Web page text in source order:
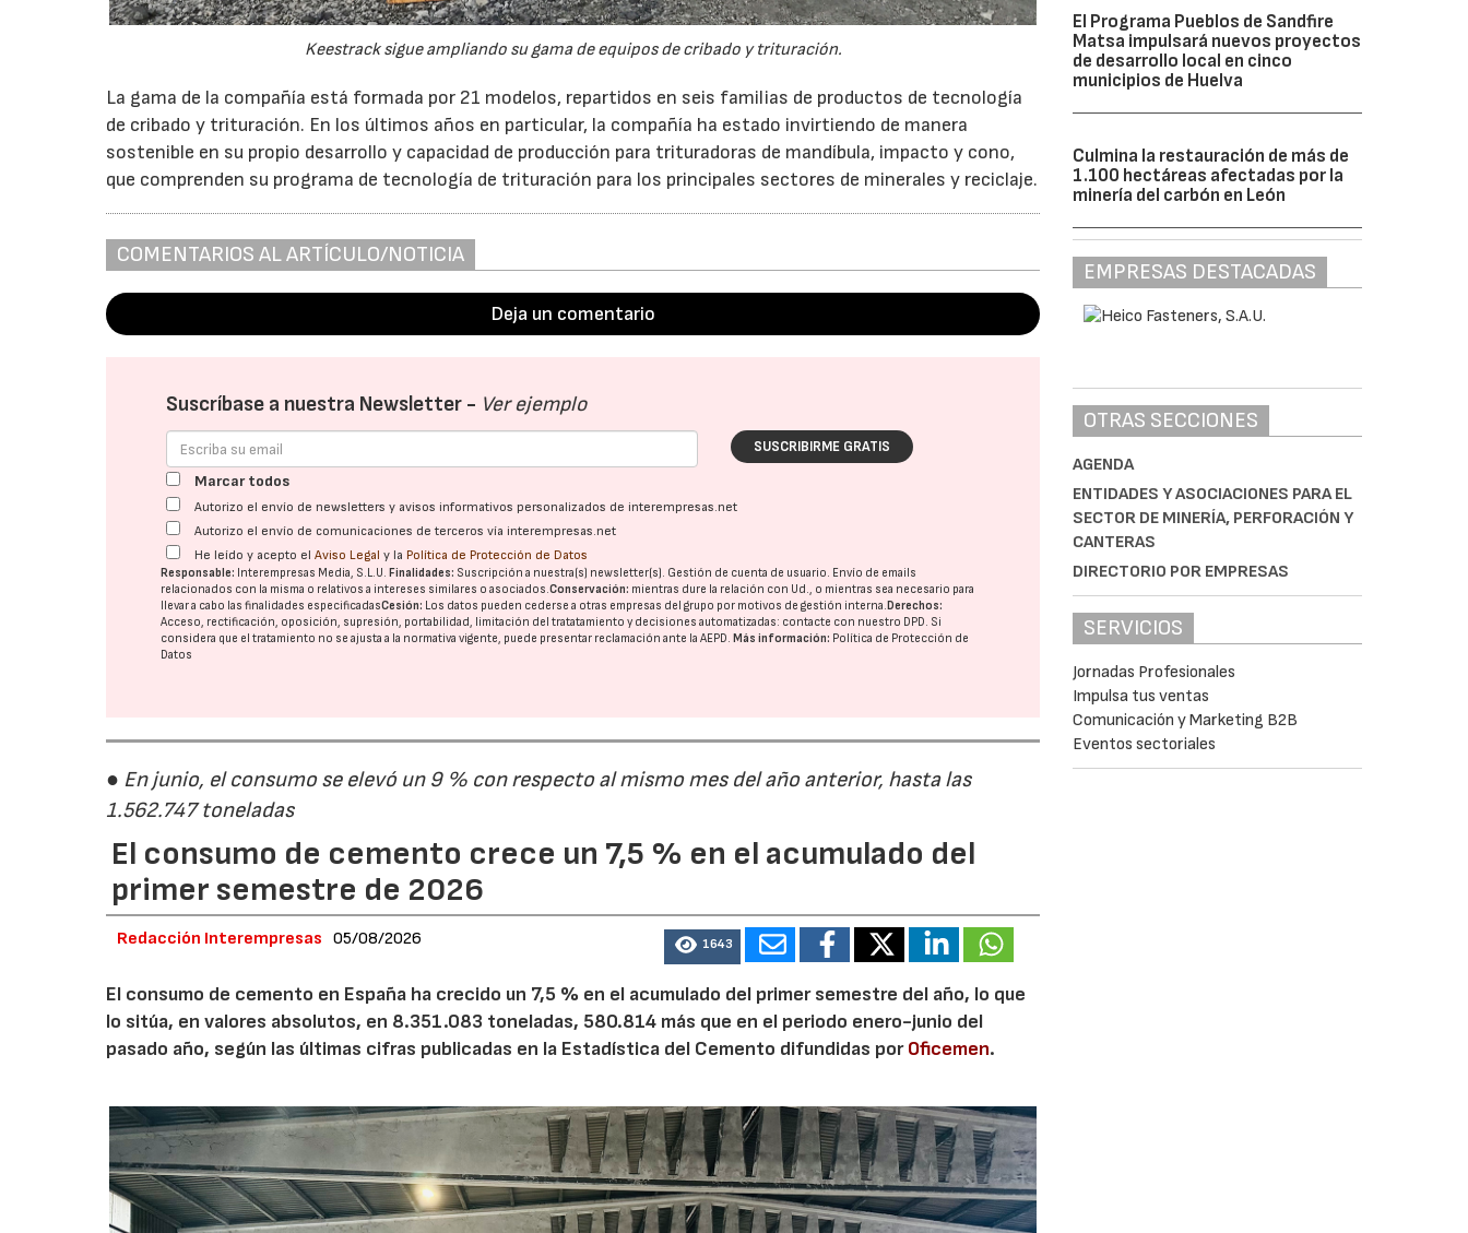
Keestrack sigue ampliando su gama de equipos de cribado y trituración.
La gama de la compañía está formada por 21 modelos, repartidos en seis familias de productos de tecnología
de cribado y trituración. En los últimos años en particular, la compañía ha estado invirtiendo de manera
sostenible en su propio desarrollo y capacidad de producción para trituradoras de mandíbula, impacto y cono,
que comprenden su programa de tecnología de trituración para los principales sectores de minerales y reciclaje.
COMENTARIOS AL ARTÍCULO/NOTICIA
Deja un comentario
Suscríbase a nuestra Newsletter - Ver ejemplo
SUSCRIBIRME GRATIS
Marcar todos
Autorizo el envío de newsletters y avisos informativos personalizados de interempresas.net
Autorizo el envío de comunicaciones de terceros vía interempresas.net
He leído y acepto elAviso Legal y la Política de Protección de Datos
Responsable: Interempresas Media, S.L.U. Finalidades: Suscripción a nuestra(s) newsletter(s). Gestión de cuenta de usuario. Envío de emails
relacionados con la misma o relativos a intereses similares o asociados.Conservación: mientras dure la relación con Ud., o mientras sea necesario para
llevar a cabo las finalidades especificadasCesión: Los datos pueden cederse a otras empresas del grupo por motivos de gestión interna. Derechos:
Acceso, rectificación, oposición, supresión, portabilidad, limitación del tratatamiento y decisiones automatizadas: contacte con nuestro DPD. Si
considera que el tratamiento no se ajusta a la normativa vigente, puede presentar reclamación ante laAEPD. Más información: Política de Protección de
Datos
● En junio, el consumo se elevó un 9 % con respecto al mismo mes del año anterior, hasta las
1.562.747 toneladas
El consumo de cemento crece un 7,5 % en el acumulado del
primer semestre de 2026
Redacción Interempresas 05/08/2026 1643
El consumo de cemento en España ha crecido un 7,5 % en el acumulado del primer semestre del año, lo que
lo sitúa, en valores absolutos, en 8.351.083 toneladas, 580.814 más que en el periodo enero-junio del
pasado año, según las últimas cifras publicadas en la Estadística del Cemento difundidas porOficemen.
El Programa Pueblos de Sandfire
Matsa impulsará nuevos proyectos
de desarrollo local en cinco
municipios de Huelva
Culmina la restauración de más de
1.100 hectáreas afectadas por la
minería del carbón en León
EMPRESAS DESTACADAS
OTRAS SECCIONES
AGENDA
ENTIDADES Y ASOCIACIONES PARA EL
SECTOR DE MINERÍA, PERFORACIÓN Y
CANTERAS
DIRECTORIO POR EMPRESAS
SERVICIOS
Jornadas Profesionales
Impulsa tus ventas
Comunicación y Marketing B2B
Eventos sectoriales